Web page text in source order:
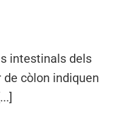
intestinals dels
còlon indiquen